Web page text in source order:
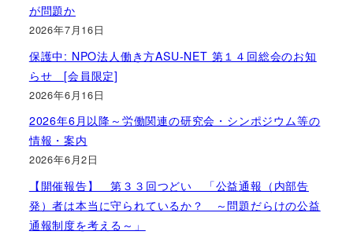
が問題か
2026年7月16日
保護中: NPO法人働き方ASU-NET 第１４回総会のお知
らせ [会員限定]
2026年6月16日
2026年6月以降～労働関連の研究会・シンポジウム等の
情報・案内
2026年6月2日
【開催報告】 第３３回つどい 「公益通報（内部告
発）者は本当に守られているか？ ～問題だらけの公益
通報制度を考える～」